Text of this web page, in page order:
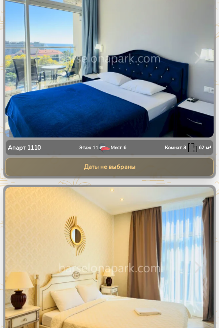
Апарт 1110 Этаж 11 Мест 6 Комнат3 62 м²
Даты не выбраны